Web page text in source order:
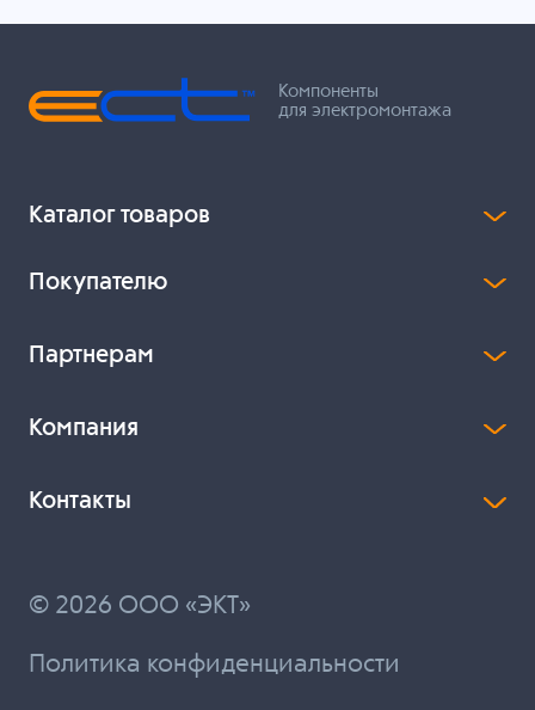
Компоненты
для электромонтажа
Каталог товаров
Покупателю
Партнерам
Компания
Контакты
© 2026 ООО «ЭКТ»
Политика конфиденциальности